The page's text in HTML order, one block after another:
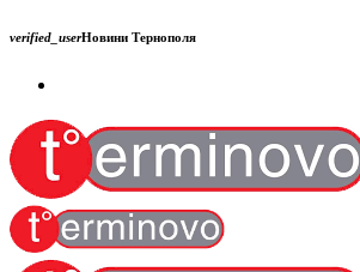
verified_userНовини Тернополя